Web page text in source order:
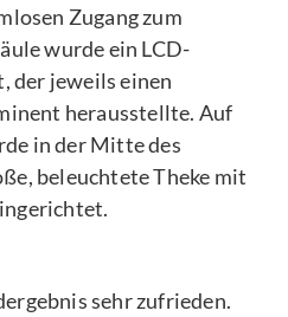
Zugang zum
wurde ein LCD-
der jeweils einen
herausstellte. Auf
in der Mitte des
beleuchtete Theke mit
sehr zufrieden.